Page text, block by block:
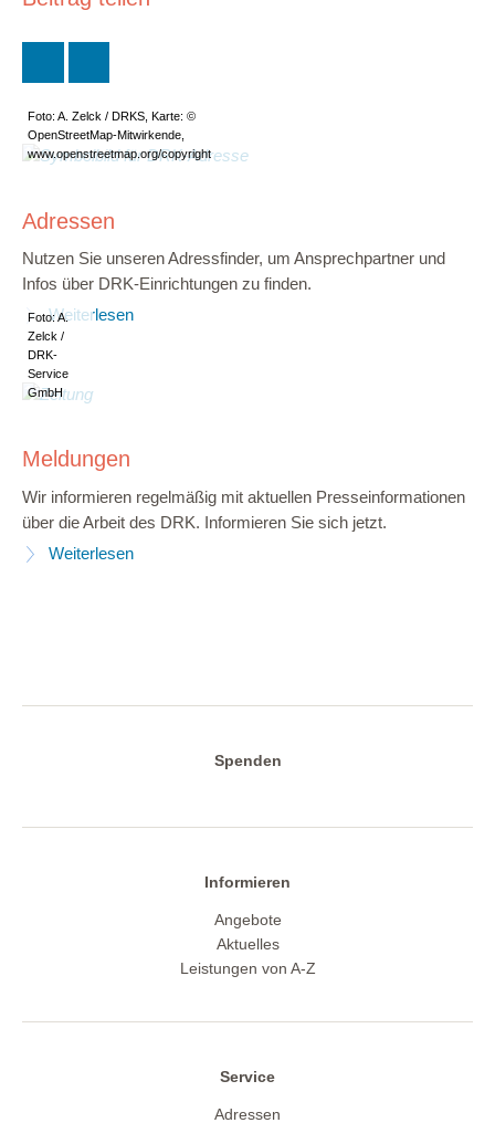
Foto: A. Zelck / DRKS, Karte: ©
OpenStreetMap-Mitwirkende,
www.openstreetmap.org/copyright
Adressen
Nutzen Sie unseren Adressfinder, um Ansprechpartner und
Infos über DRK-Einrichtungen zu finden.
Weiterlesen
Foto: A.
Zelck /
DRK-
Service
GmbH
Meldungen
Wir informieren regelmäßig mit aktuellen Presseinformationen
über die Arbeit des DRK. Informieren Sie sich jetzt.
Weiterlesen
Spenden
Informieren
Angebote
Aktuelles
Leistungen von A-Z
Service
Adressen